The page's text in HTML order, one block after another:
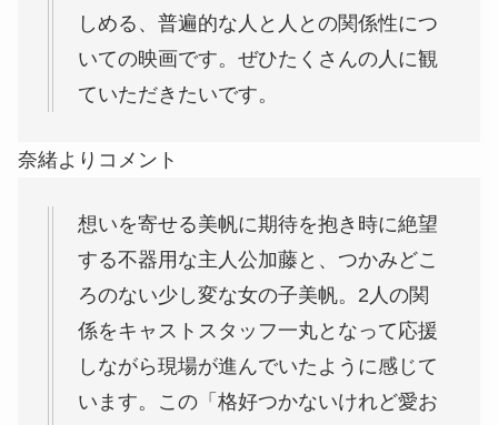
しめる、普遍的な人と人との関係性につ
いての映画です。ぜひたくさんの人に観
ていただきたいです。
奈緒よりコメント
想いを寄せる美帆に期待を抱き時に絶望
する不器用な主人公加藤と、つかみどこ
ろのない少し変な女の子美帆。2人の関
係をキャストスタッフ一丸となって応援
しながら現場が進んでいたように感じて
います。この「格好つかないけれど愛お